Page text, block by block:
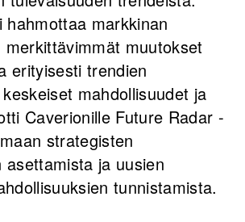
hahmottaa markkinan
merkittävimmät muutokset
erityisesti trendien
mahdollisuudet ja
Caverionille Future Radar -
strategisten
asettamista ja uusien
tunnistamista.